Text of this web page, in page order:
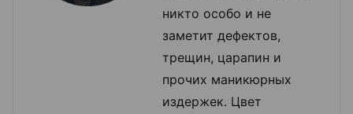
никто особо и не
заметит дефектов,
трещин, царапин и
прочих маникюрных
издержек. Цвет